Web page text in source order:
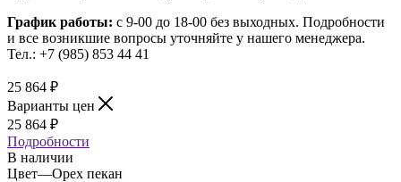
График работы: с 9-00 до 18-00 без выходных. Подробности
и все возникшие вопросы уточняйте у нашего менеджера.
Тел.: +7 (985) 853 44 41
25 864 ₽
Варианты цен
25 864 ₽
Подробности
В наличии
Цвет—Орех пекан